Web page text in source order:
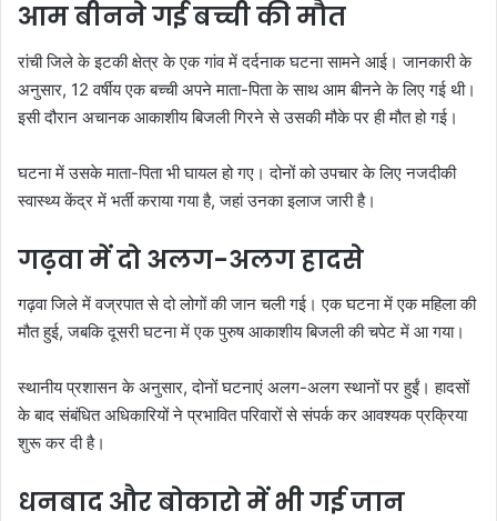
आम बीनने गई बच्ची की मौत
रांची जिले के इटकी क्षेत्र के एक गांव में दर्दनाक घटना सामने आई। जानकारी के
अनुसार, 12 वर्षीय एक बच्ची अपने माता-पिता के साथ आम बीनने के लिए गई थी।
इसी दौरान अचानक आकाशीय बिजली गिरने से उसकी मौके पर ही मौत हो गई।
घटना में उसके माता-पिता भी घायल हो गए। दोनों को उपचार के लिए नजदीकी
स्वास्थ्य केंद्र में भर्ती कराया गया है, जहां उनका इलाज जारी है।
गढ़वा में दो अलग-अलग हादसे
गढ़वा जिले में वज्रपात से दो लोगों की जान चली गई। एक घटना में एक महिला की
मौत हुई, जबकि दूसरी घटना में एक पुरुष आकाशीय बिजली की चपेट में आ गया।
स्थानीय प्रशासन के अनुसार, दोनों घटनाएं अलग-अलग स्थानों पर हुईं। हादसों
के बाद संबंधित अधिकारियों ने प्रभावित परिवारों से संपर्क कर आवश्यक प्रक्रिया
शुरू कर दी है।
धनबाद और बोकारो में भी गई जान